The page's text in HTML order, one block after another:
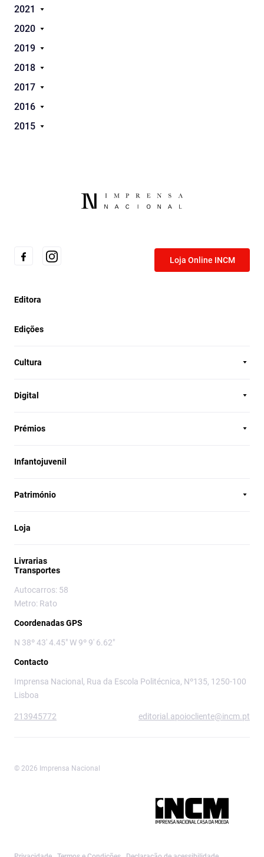
2021
2020
2019
2018
2017
2016
2015
Loja Online INCM
Editora
Edições
Cultura
Digital
Prémios
Infantojuvenil
Património
Loja
Livrarias
Transportes
Autocarros: 58
Metro: Rato
Coordenadas GPS
N 38º 43' 4.45" W 9º 9' 6.62"
Contacto
Imprensa Nacional, Rua da Escola Politécnica, Nº135, 1250-100
Lisboa
213945772 editorial.apoiocliente@incm.pt
© 2026 Imprensa Nacional